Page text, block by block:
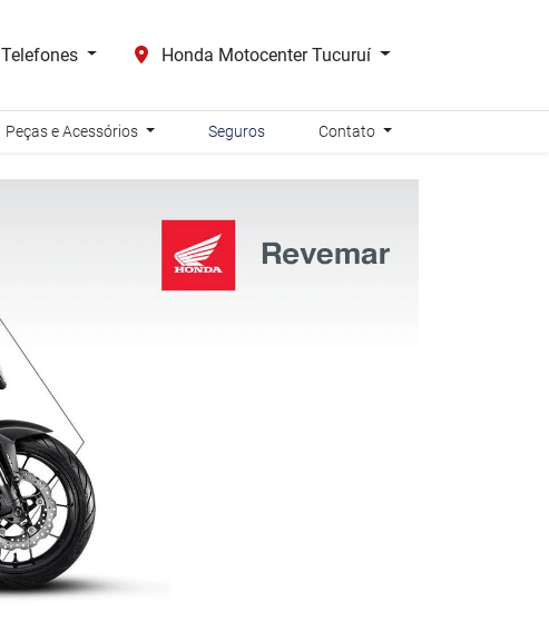
Telefones Honda Motocenter Tucuruí
Peças e Acessórios Seguros Contato